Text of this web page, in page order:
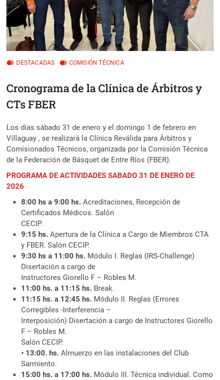
DESTACADAS COMISIÓN TÉCNICA
Cronograma de la Clínica de Árbitros y
CTs FBER
Los días sábado 31 de enero y el domingo 1 de febrero en
Villaguay , se realizará la Clínica Reválida para Árbitros y
Comisionados Técnicos, organizada por la Comisión Técnica
de la Federación de Básquet de Entre Ríos (FBER).
PROGRAMA DE ACTIVIDADES SABADO 31 DE ENERO DE
2026
8:00 hs a 9:00 hs. Acreditaciones, Recepción de
Certificados Médicos. Salón
CECIP.
9:15 hs. Apertura de la Clínica a Cargo de Miembros CTA
y FBER. Salón CECIP.
9:30 hs a 11:00 hs. Módulo I. Reglas (IRS-Challenge)
Disertación a cargo de
Instructores Giorello F – Robles M.
11:00 hs. a 11:15 hs. Break.
11:15 hs. a 12:45 hs. Módulo II. Reglas (Errores
Corregibles -Interferencia –
Interposición) Disertación a cargo de Instructores Giorello
F – Robles M.
Salón CECIP.
• 13:00. hs.Almuerzo en las instalaciones del Club
Sarmiento.
15:00 hs. a 17:00 hs. Módulo III. Técnica individual. Como